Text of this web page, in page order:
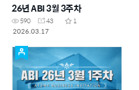
26년 ABI 3월 3주차
590 43
1
2026.03.17